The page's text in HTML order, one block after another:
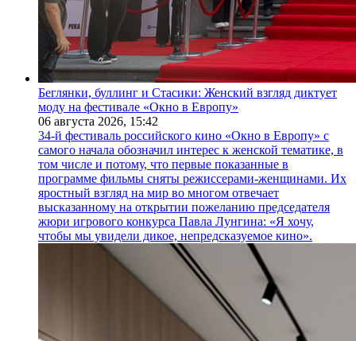
Беглянки, буллинг и Стасики: Женский взгляд диктует
моду на фестивале «Окно в Европу»
06 августа 2026, 15:42
34-й фестиваль российского кино «Окно в Европу» с
самого начала обозначил интерес к женской тематике, в
том числе и потому, что первые показанные в
программе фильмы сняты режиссерами-женщинами. Их
яростный взгляд на мир во многом отвечает
высказанному на открытии пожеланию председателя
жюри игрового конкурса Павла Лунгина: «Я хочу,
чтобы мы увидели дикое, непредсказуемое кино».